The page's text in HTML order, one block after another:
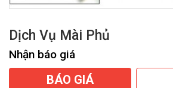
Dịch Vụ Mài Phủ
Nhận báo giá
BÁO GIÁ